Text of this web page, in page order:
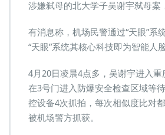
涉嫌弑母的北大学子吴谢宇弑母案
有消息称，机场民警通过“天眼”系
“天眼”系统其核心科技即为智能人
4月20日凌晨4点多，吴谢宇进入重
在3号门进入防爆安全检查区域等
控设备4次抓拍，每次相似度比对
被机场警方抓获。